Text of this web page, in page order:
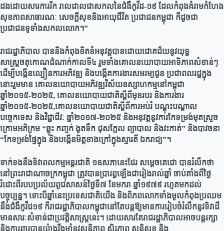
ដងដោយសារការរីក រាលដាលជាសកលនៃជំងឺកូវីដ-១៩ ដែលកំពុងគំរាមកំហែង
សុខភាពសាធារណៈ សេចក្តីសុខនិងអាយុជីវិត ប្រជាជនកម្ពុជា ក៏ដូចជា
ប្រជាជនទូទាំងសកលលោក។”
រាជរដ្ឋាភិបាល បាននិងកំពុងខិតខំអនុវត្តបានដោយជោគជ័យនូវយុទ្ធ
សាស្ត្រចតុកោណដំណាក់កាលទី៤ រួមទាំងគោលនយោបាយអាទិភាពសំខាន់ៗ
ដើម្បីបង្កើនល្បឿនការអភិវឌ្ឍ និងបង្កើតការងារសមរម្យជូន ប្រជាពលរដ្ឋក្នុង
នោះរួមមាន គោលនយោបាយអភិវឌ្ឍវិស័យឧស្សាហកម្មនៅកម្ពុជា
ឆ្នាំ២០១៥-២០២៥, គោលនយោបាយជាតិស្តីពីមុខរបរ និងការងារ
ឆ្នាំ២០១៥-២០២៥,គោលនយោបាយជាតិស្តីពីការអប់រំ បណ្តុះបណ្តាល
បច្ចេកទេស និងវិជ្ជាជីវៈ ឆ្នាំ២០១៧-២០២៥ និងអនុវត្តនូវការកែទម្រង់មុតស្រួច
ក្រោមអភិក្រម “ឆ្លុះ កញ្ចក់ ងូតទឹក ដុសក្អែល ព្យាបាល និងវះកាត់” និងបាវចនា
“កែទម្រង់ផ្ទៃក្នុង និងបង្កើនមិត្តខាងក្រៅក្នុងស្មារតី ឯករាជ្យ”។
ទាក់ទងនឹងទិវាពលកម្មអន្តរជាតិ ១ឧសភានេះដែរ សម្តេចតេជោ បានរំលឹកថា
នៅព្រះរាជាណាចក្រកម្ពុជា ត្រូវបានប្រារព្ធឡើងជារៀងរាល់ឆ្នាំ ចាប់តាំងពីថ្ងៃ
រំដោះពីរបបប្រល័យពូជសាសន៍ថ្ងៃទី៧ ខែមករា ឆ្នាំ១៩៧៩ រហូតមកដល់
បច្ចុប្បន្ន។ ទោះបីឆ្នាំនេះប្រទេសជាតិយើង និងពិភពលោកទាំងមូលកំពុងប្រឈម
នឹងជំងឺកូវីដ១៩ ក៏រាជរដ្ឋាភិបាលកម្ពុជានៅតែបន្តឱ្យមានការរៀបចំរំលឹកនូវទិវាដ៏
មានសារៈសំខាន់ជាប្រវត្តិសាស្ត្រនេះ។ ដោយសារតែរាជរដ្ឋាភិបាលអាចបន្តរក្សា
និងការពារបានយ៉ាងរឹងមាំនូវសន្តិភាព ស្ថិរភាព សន្តិសុខ និង